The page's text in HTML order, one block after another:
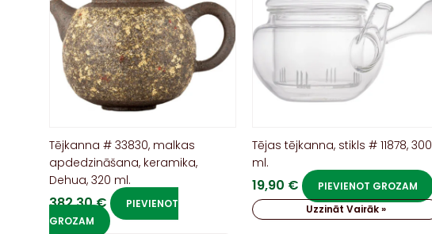
Tējkanna # 33830, malkas
apdedzināšana, keramika,
Dehua, 320 ml.
382,30€
PIEVIENOT
GROZAM
Tējas tējkanna, stikls # 11878, 300
ml.
19,90 €
PIEVIENOT GROZAM
Uzzināt Vairāk »